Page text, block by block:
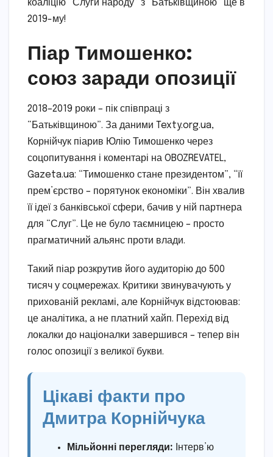
коаліцію “Слуги народу” з “Батьківщиною” ще в
2019-му!
Піар Тимошенко:
союз заради опозиції
2018–2019 роки – пік співпраці з
“Батьківщиною”. За даними Texty.org.ua,
Корнійчук піарив Юлію Тимошенко через
соцопитування і коментарі на OBOZREVATEL,
Gazeta.ua: “Тимошенко стане президентом”, “її
прем’єрство – порятунок економіки”. Він хвалив
її ідеї з банківської сфери, бачив у ній партнера
для “Слуг”. Це не було таємницею – просто
прагматичний альянс проти влади.
Такий піар розкрутив його аудиторію до 500
тисяч у соцмережах. Критики звинувачують у
прихованій рекламі, але Корнійчук відстоював:
це аналітика, а не платний хайп. Перехід від
локалки до націоналки завершився – тепер він
голос опозиції з великої букви.
Цікаві факти про
Дмитра Корнійчука
Мільйонні перегляди: Інтерв’ю